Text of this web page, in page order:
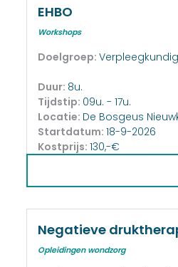
EHBO
Workshops
Doelgroep:
Duur: 8u.
Tijdstip: 09u. - 17u.
Locatie: De Bosgeus
Startdatum: 18-9-2026
Kostprijs: 130,-€
Negatieve
Opleidingen wondzorg